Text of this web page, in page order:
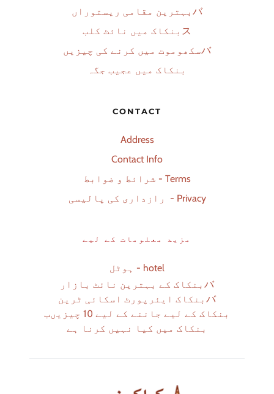
بہترین مقامی ریستوراں バ
بنکاک میں نائٹ کلب ス
سکھوموت میں کرنے کی چیزیںバ
بنکاک میں عجیب جگہ
CONTACT
Address
Contact Info
شرائط و ضوابط - Terms
رازداری کی پالیسی  - Privacy
مزید معلومات کے لیے
ہوٹل - hotel
بنکاک کے بہترین نائٹ بازار バ
بنکاک ایئرپورٹ اسکائی ٹرین バ
بنکاک کے لیے جاننے کے لیے 10 چیزیںب
بنکاک میں کیا نہیں کرنا ہے